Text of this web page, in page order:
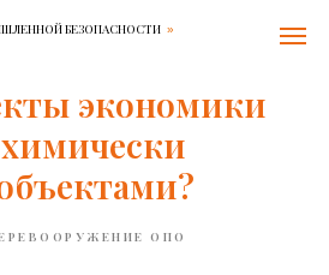
БЕЗОПАСНОСТИ »
экономики
ОПО